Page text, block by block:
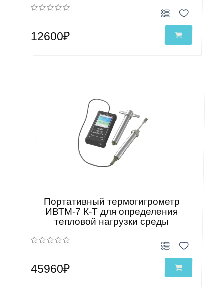
12600₽
Портативный термогигрометр
ИВТМ-7 К-Т для определения
тепловой нагрузки среды
45960₽